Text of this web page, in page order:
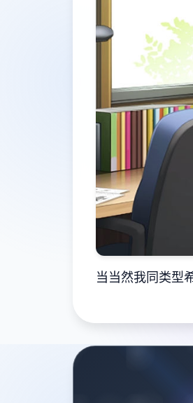
当当然我同类型